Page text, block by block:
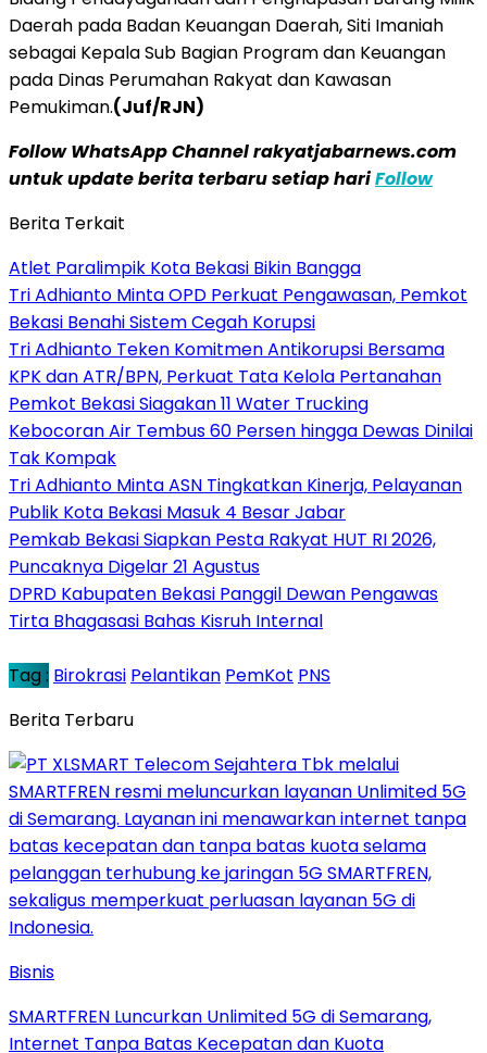
Daerah pada Badan Keuangan Daerah, Siti Imaniah
sebagai Kepala Sub Bagian Program dan Keuangan
pada Dinas Perumahan Rakyat dan Kawasan
Pemukiman.(Juf/RJN)
Follow WhatsApp Channel rakyatjabarnews.com
untuk update berita terbaru setiap hariFollow
Berita Terkait
Atlet Paralimpik Kota Bekasi Bikin Bangga
Tri Adhianto Minta OPD Perkuat Pengawasan, Pemkot
Bekasi Benahi Sistem Cegah Korupsi
Tri Adhianto Teken Komitmen Antikorupsi Bersama
KPK dan ATR/BPN, Perkuat Tata Kelola Pertanahan
Pemkot Bekasi Siagakan 11 Water Trucking
Kebocoran Air Tembus 60 Persen hingga Dewas Dinilai
Tak Kompak
Tri Adhianto Minta ASN Tingkatkan Kinerja, Pelayanan
Publik Kota Bekasi Masuk 4 Besar Jabar
Pemkab Bekasi Siapkan Pesta Rakyat HUT RI 2026,
Puncaknya Digelar 21 Agustus
DPRD Kabupaten Bekasi Panggil Dewan Pengawas
Tirta Bhagasasi Bahas Kisruh Internal
Tag : Birokrasi Pelantikan PemKot PNS
Berita Terbaru
Bisnis
SMARTFREN Luncurkan Unlimited 5G di Semarang,
Internet Tanpa Batas Kecepatan dan Kuota